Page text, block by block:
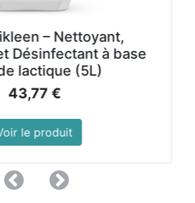
– Nettoyant,
à base
lactique (5L)
€
le produit
PrécedentSuivant